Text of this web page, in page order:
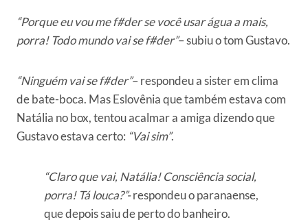
“Porque eu vou me f#der se você usar água a mais,
porra! Todo mundo vai se f#der”– subiu o tom Gustavo.
“Ninguém vai se f#der”– respondeu a sister em clima
de bate-boca. Mas Eslovênia que também estava com
Natália no box, tentou acalmar a amiga dizendo que
Gustavo estava certo: “Vai sim”.
“Claro que vai, Natália! Consciência social,
porra! Tá louca?”-respondeu o paranaense,
que depois saiu de perto do banheiro.